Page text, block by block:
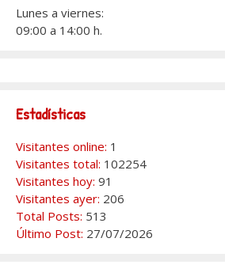
Lunes a viernes:
09:00 a 14:00 h.
Estadísticas
Visitantes online: 1
Visitantes total: 102254
Visitantes hoy: 91
Visitantes ayer: 206
Total Posts: 513
Último Post: 27/07/2026